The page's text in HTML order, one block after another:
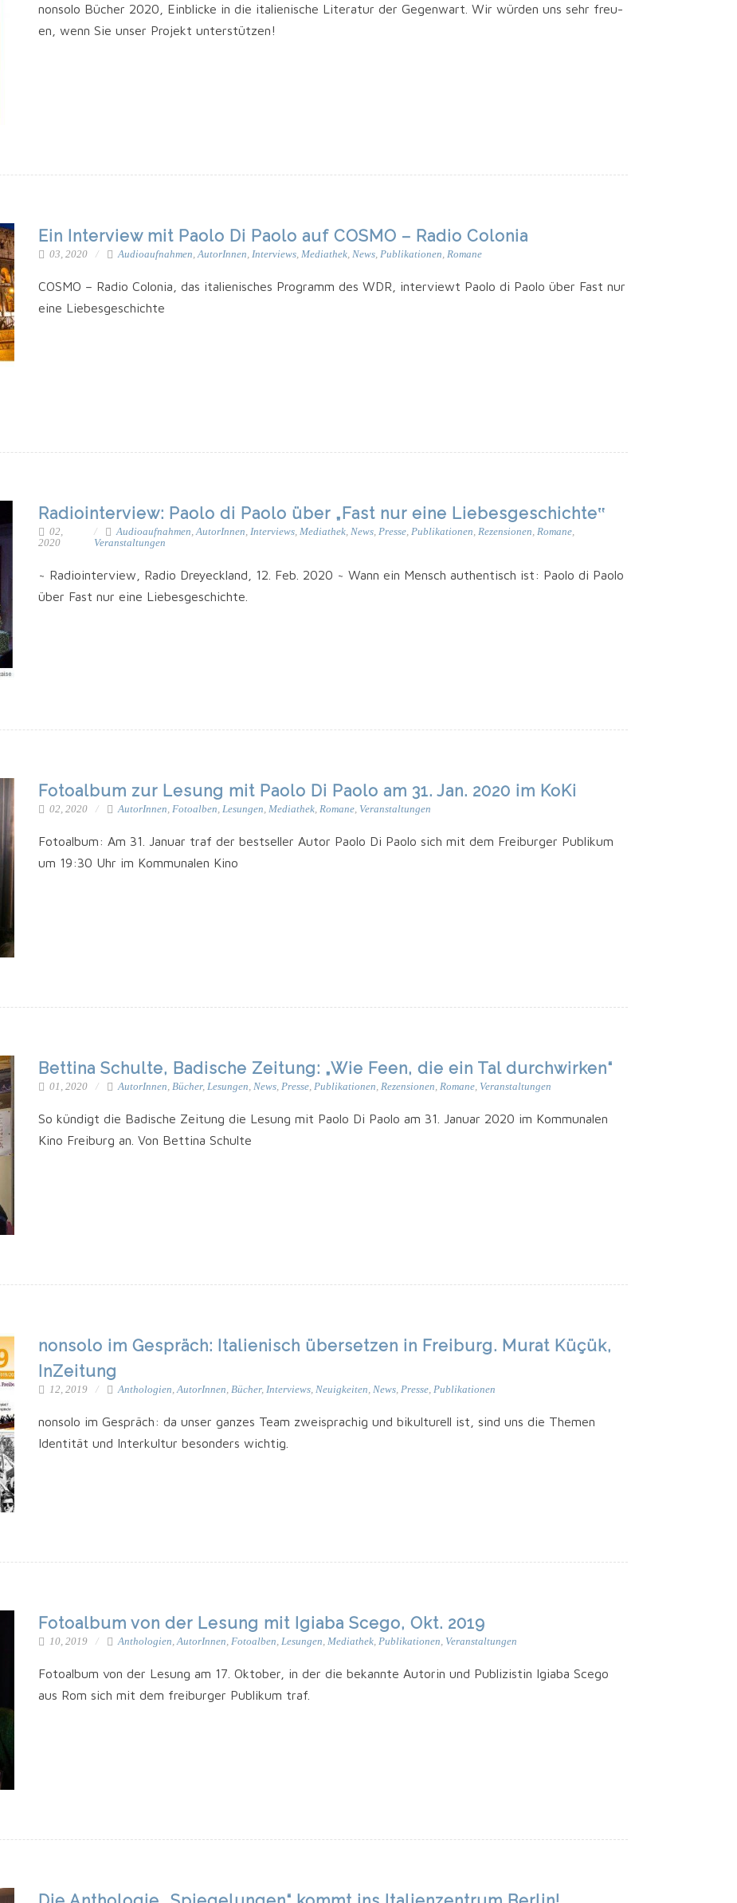
non­so­lo Bücher 2020, Ein­bli­cke in die ita­lie­ni­sche Lite­ra­tur der Gegen­wart. Wir wür­den uns sehr freu­
en, wenn Sie unser Pro­jekt unterstützen!
Ein Interview mit Paolo Di Paolo auf COSMO – Radio Colonia
03, 2020 Audioaufnahmen,AutorInnen, Interviews, Mediathek, News, Publikationen, Romane
COSMO – Radio Colo­nia, das ita­lie­ni­sches Pro­gramm des WDR, inter­viewt Pao­lo di Pao­lo über Fast nur
eine Liebesgeschichte
Radiointerview: Paolo di Paolo über „Fast nur eine Liebesgeschichte‟
02,
2020
Audioaufnahmen,AutorInnen, Interviews, Mediathek, News, Presse, Publikationen, Rezensionen, Romane,
Veranstaltungen
~ Radio­in­ter­view, Radio Dreyeck­land, 12. Feb. 2020 ~ Wann ein Mensch authen­tisch ist: Pao­lo di Pao­lo
über Fast nur eine Liebesgeschichte.
Fotoalbum zur Lesung mit Paolo Di Paolo am 31. Jan. 2020 im KoKi
02, 2020 AutorInnen, Fotoalben, Lesungen, Mediathek, Romane, Veranstaltungen
Foto­al­bum: Am 31. Janu­ar traf der best­sel­ler Autor Pao­lo Di Pao­lo sich mit dem Frei­bur­ger Publi­kum
um 19:30 Uhr im Kom­mu­na­len Kino
Bettina Schulte, Badische Zeitung: „Wie Feen, die ein Tal durchwirken“
01, 2020 AutorInnen, Bücher, Lesungen, News, Presse, Publikationen, Rezensionen, Romane, Veranstaltungen
So kün­digt die Badi­sche Zei­tung die Lesung mit Pao­lo Di Pao­lo am 31. Janu­ar 2020 im Kom­mu­na­len
Kino Frei­burg an. Von Bet­ti­na Schulte
nonsolo im Gespräch: Italienisch übersetzen in Freiburg. Murat Küçük,
InZeitung
12, 2019 Anthologien,AutorInnen, Bücher, Interviews, Neuigkeiten, News, Presse, Publikationen
non­so­lo im Gespräch: da unser gan­zes Team zwei­spra­chig und bikul­tu­rell ist, sind uns die The­men
Iden­ti­tät und Inter­kul­tur beson­ders wichtig.
Fotoalbum von der Lesung mit Igiaba Scego, Okt. 2019
10, 2019 Anthologien,AutorInnen, Fotoalben, Lesungen, Mediathek, Publikationen, Veranstaltungen
Foto­al­bum von der Lesung am 17. Okto­ber, in der die bekann­te Autorin und Publi­zis­tin Igi­a­ba Sce­go
aus Rom sich mit dem frei­bur­ger Publi­kum traf.